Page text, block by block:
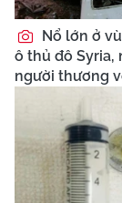
Nổ lớn ở
ô thủ đô Syria,
người thương